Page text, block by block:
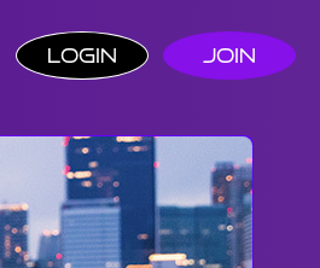
Login Join